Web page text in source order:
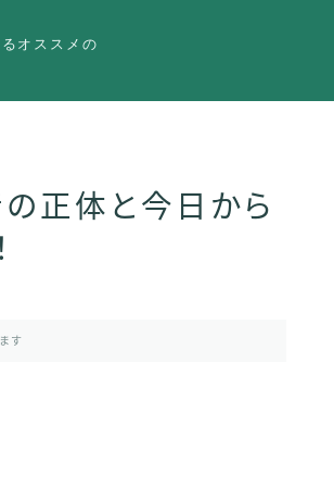
オススメの
の正体と今日から
す